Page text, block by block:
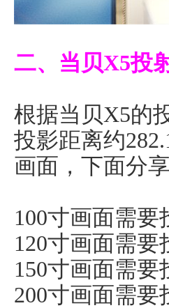
二、当贝X5投
根据当贝X5的
投影距离约
画面，下面分
100寸画面需要
120寸画面需要
150寸画面需要
200寸画面需要